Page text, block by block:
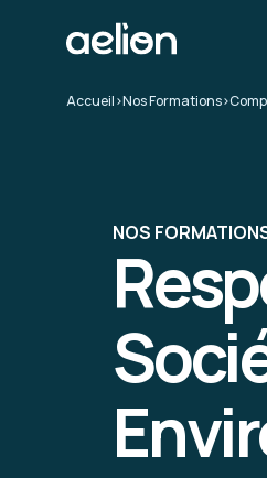
Accueil>Nos Formations>
NOS